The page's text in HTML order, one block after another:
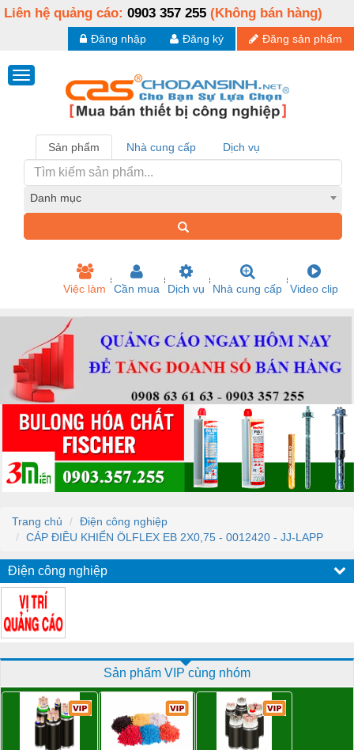
Liên hệ quảng cáo: 0903 357 255 (Không bán hàng)
Đăng sản phẩm
Đăng ký
Đăng nhập
Sản phẩm Nhà cung cấp Dịch vụ
Danh mục
Việc làm Cần mua Dịch vụ Nhà cung cấp Video clip
Trang chủ
Điện công nghiệp
CÁP ĐIỀU KHIỂN ÖLFLEX EB 2X0,75 - 0012420 - JJ-LAPP
Điện công nghiệp
Sản phẩm VIP cùng nhóm